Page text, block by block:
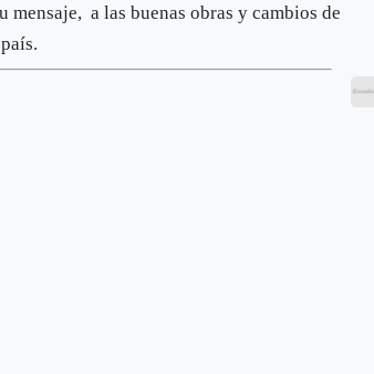
mensaje, a las buenas obras y cambios de